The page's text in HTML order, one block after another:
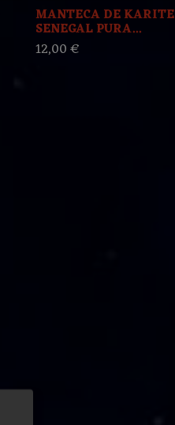
MANTECA DE KARITE
SENEGAL PURA...
12,00 €